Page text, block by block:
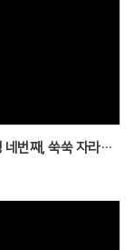
[유아부 story] 예배 스케치_ 알록달록 복음 여행 네번째, 쑥쑥 자라요! 260322